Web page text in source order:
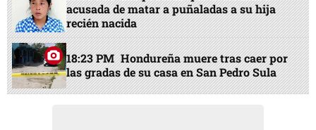
acusada de matar a puñaladas a su hija
recién nacida
18:23 PM Hondureña muere tras caer por
las gradas de su casa en San Pedro Sula